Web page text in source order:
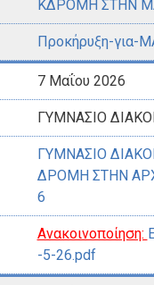
ΚΔΡΟΜΗ ΣΤΗΝ
Προκήρυξη-για-
7 Μαΐου 2026
ΓΥΜΝΑΣΙΟ
ΓΥΜΝΑΣΙΟ
ΔΡΟΜΗ ΣΤΗΝ
6
Ανακοινοποίηση:
-5-26.pdf